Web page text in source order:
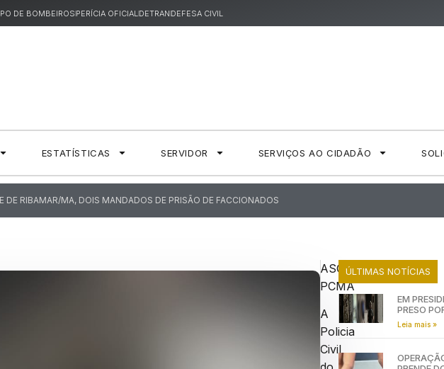
DE BOMBEIROSPERÍCIA OFICIALDETRANDEFESA CIVIL
ESTATÍSTICAS SERVIDOR SERVIÇOS AO CIDADÃO
DE RIBAMAR/MA, DOIS MANDADOS DE PRISÃO DE FACCIONADOS
ASCOM
PCMA
A
Policia
Civil
ÚLTIMAS NOTÍCIAS
EM
PRESO
Leia mais »